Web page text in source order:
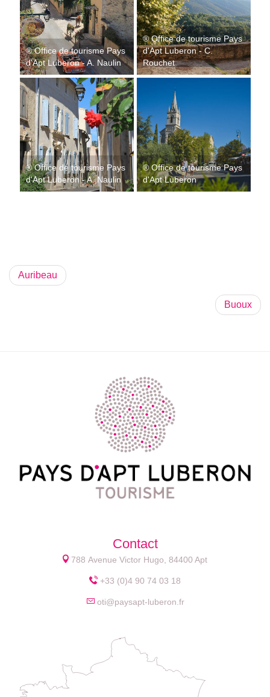
® Office de tourisme Pays
d'Apt Luberon - A. Naulin
® Office de tourisme Pays
d'Apt Luberon - C.
Rouchet
® Office de tourisme Pays
d'Apt Luberon - A. Naulin
® Office de tourisme Pays
d'Apt Luberon
Auribeau
Buoux
Contact
788 Avenue Victor Hugo, 84400 Apt
+33 (0)4 90 74 03 18
oti@paysapt-luberon.fr